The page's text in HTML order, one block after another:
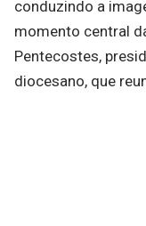
conduzindo a
momento central
Pentecostes,
diocesano, que